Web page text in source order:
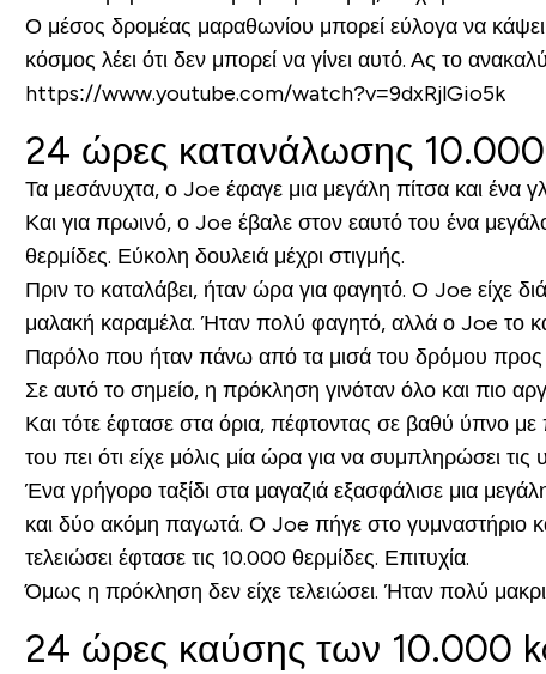
Ο μέσος δρομέας μαραθωνίου μπορεί εύλογα να
κόσμος λέει ότι δεν μπορεί να γίνει αυτό. Ας το
https://www.youtube.com/watch?v=9dxRjlGio5k
24 ώρες κατανάλωσης
Τα μεσάνυχτα, ο Joe έφαγε μια μεγάλη πίτσα και ένα
Και για πρωινό, ο Joe έβαλε στον εαυτό του ένα
θερμίδες. Εύκολη δουλειά μέχρι στιγμής.
Πριν το καταλάβει, ήταν ώρα για φαγητό. Ο Joe είχε
μαλακή καραμέλα. Ήταν πολύ φαγητό, αλλά ο Joe το
Παρόλο που ήταν πάνω από τα μισά του δρόμου προς
Σε αυτό το σημείο, η πρόκληση γινόταν όλο και πιο
Και τότε έφτασε στα όρια, πέφτοντας σε βαθύ ύπνο
του πει ότι είχε μόλις μία ώρα για να συμπληρώσει
Ένα γρήγορο ταξίδι στα μαγαζιά εξασφάλισε μια
και δύο ακόμη παγωτά. Ο Joe πήγε στο γυμναστήριο
τελειώσει έφτασε τις 10.000 θερμίδες. Επιτυχία.
Όμως η πρόκληση δεν είχε τελειώσει. Ήταν πολύ
24 ώρες καύσης των 10.000